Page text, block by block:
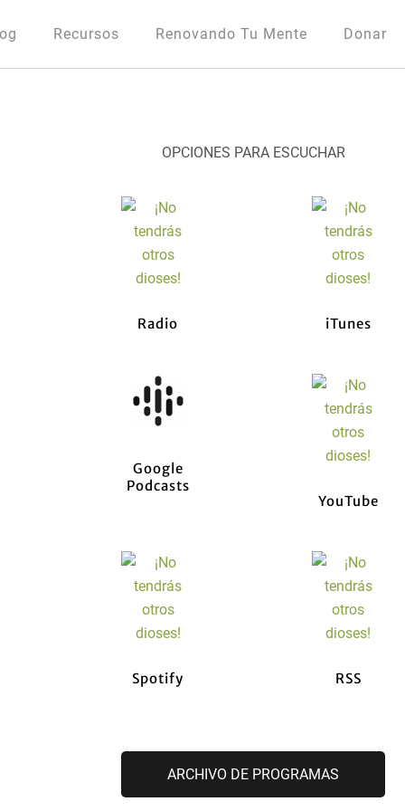
Recursos Renovando Tu Mente Donar
OPCIONES PARA ESCUCHAR
Radio iTunes
Google
Podcasts
YouTube
Spotify RSS
ARCHIVO DE PROGRAMAS